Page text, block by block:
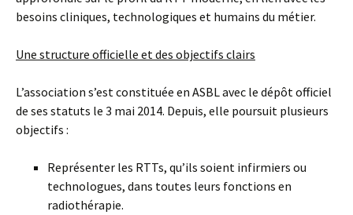
besoins cliniques, technologiques et humains du métier.
Une structure officielle et des objectifs clairs
L’association s’est constituée en ASBL avec le dépôt officiel
de ses statuts le 3 mai 2014. Depuis, elle poursuit plusieurs
objectifs :
Représenter les RTTs, qu’ils soient infirmiers ou
technologues, dans toutes leurs fonctions en
radiothérapie.